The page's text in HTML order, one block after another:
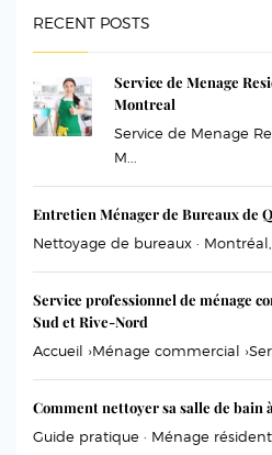
RECENT POSTS
Service de Menage
Montreal
Service de Menage
M...
Entretien Ménager de Bureaux de
Nettoyage de bureaux · Montréal,
Service professionnel de ménage
Sud et Rive-Nord
Accueil ›Ménage commercial
Comment nettoyer sa salle de bain
Guide pratique · Ménage